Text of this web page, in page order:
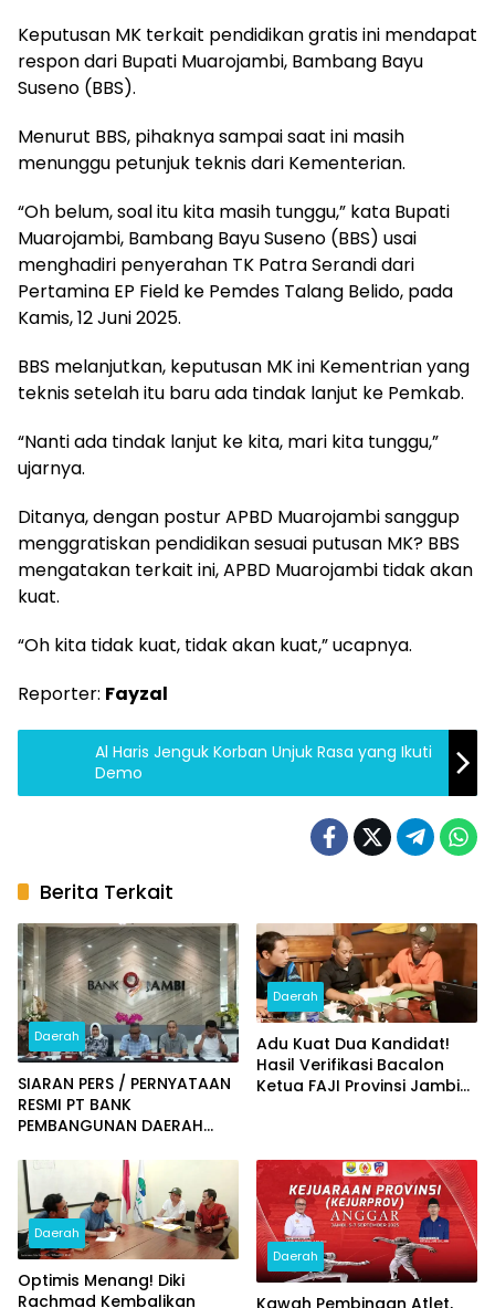
Keputusan MK terkait pendidikan gratis ini mendapat
respon dari Bupati Muarojambi, Bambang Bayu
Suseno (BBS).
Menurut BBS, pihaknya sampai saat ini masih
menunggu petunjuk teknis dari Kementerian.
“Oh belum, soal itu kita masih tunggu,” kata Bupati
Muarojambi, Bambang Bayu Suseno (BBS) usai
menghadiri penyerahan TK Patra Serandi dari
Pertamina EP Field ke Pemdes Talang Belido, pada
Kamis, 12 Juni 2025.
BBS melanjutkan, keputusan MK ini Kementrian yang
teknis setelah itu baru ada tindak lanjut ke Pemkab.
“Nanti ada tindak lanjut ke kita, mari kita tunggu,”
ujarnya.
Ditanya, dengan postur APBD Muarojambi sanggup
menggratiskan pendidikan sesuai putusan MK? BBS
mengatakan terkait ini, APBD Muarojambi tidak akan
kuat.
“Oh kita tidak kuat, tidak akan kuat,” ucapnya.
Reporter: Fayzal
Al Haris Jenguk Korban Unjuk Rasa yang Ikuti
Demo
Berita Terkait
Daerah
SIARAN PERS / PERNYATAAN
RESMI PT BANK
PEMBANGUNAN DAERAH
Daerah
Adu Kuat Dua Kandidat!
Hasil Verifikasi Bacalon
Ketua FAJI Provinsi Jambi
Daerah
Optimis Menang! Diki
Rachmad Kembalikan
Daerah
Kawah Pembinaan Atlet,